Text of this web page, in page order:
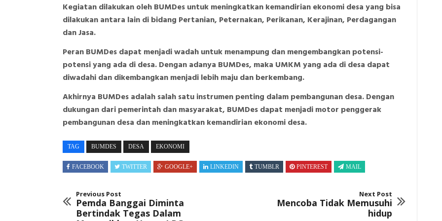
Kegiatan dilakukan oleh BUMDes untuk meningkatkan kemandirian ekonomi desa yang bisa
dilakukan antara lain di bidang Pertanian, Peternakan, Perikanan, Kerajinan, Perdagangan
dan Jasa.
Peran BUMDes dapat menjadi wadah untuk menampung dan mengembangkan potensi-
potensi yang ada di desa. Dengan adanya BUMDes, maka UMKM yang ada di desa dapat
diwadahi dan dikembangkan menjadi lebih maju dan berkembang.
Akhirnya BUMDes adalah salah satu instrumen penting dalam pembangunan desa. Dengan
dukungan dari pemerintah dan masyarakat, BUMDes dapat menjadi motor penggerak
pembangunan desa dan meningkatkan kemandirian ekonomi desa.
TAG BUMDES DESA EKONOMI
FACEBOOK TWITTER GOOGLE+ LINKEDIN TUMBLR PINTEREST MAIL
Previous Post
Pemda Banggai Diminta
Bertindak Tegas Dalam
Next Post
Mencoba Tidak Memusuhi
hidup